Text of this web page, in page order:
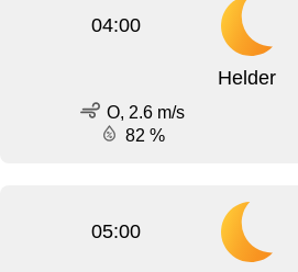
04:00
Helder
O, 2.6 m/s
82 %
05:00